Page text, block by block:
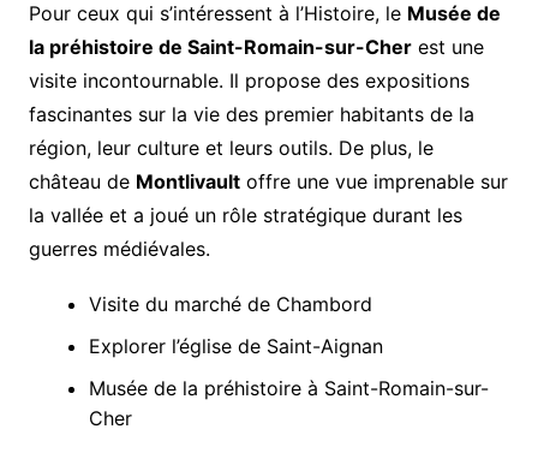
Pour ceux qui s’intéressent à l’Histoire, le Musée de
la préhistoire de Saint-Romain-sur-Cherest une
visite incontournable. Il propose des expositions
fascinantes sur la vie des premier habitants de la
région, leur culture et leurs outils. De plus, le
château de Montlivaultoffre une vue imprenable sur
la vallée et a joué un rôle stratégique durant les
guerres médiévales.
Visite du marché de Chambord
Explorer l’église de Saint-Aignan
Musée de la préhistoire à Saint-Romain-sur-
Cher